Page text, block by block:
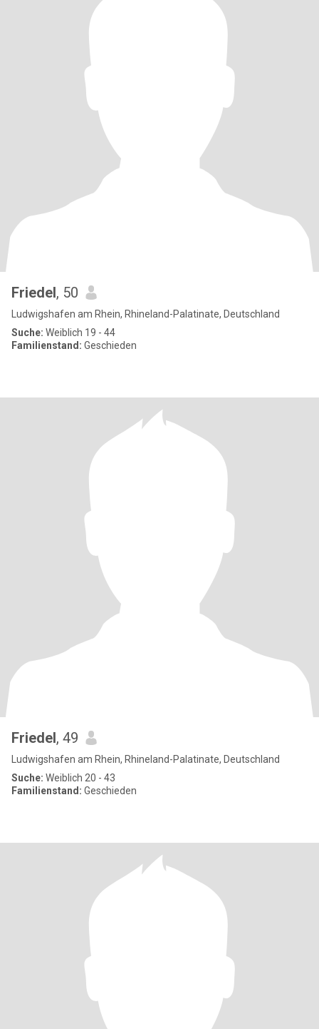
Friedel, 50
Ludwigshafen am Rhein, Rhineland-Palatinate, Deutschland
Suche: Weiblich 19 - 44
Familienstand: Geschieden
Friedel, 49
Ludwigshafen am Rhein, Rhineland-Palatinate, Deutschland
Suche: Weiblich 20 - 43
Familienstand: Geschieden